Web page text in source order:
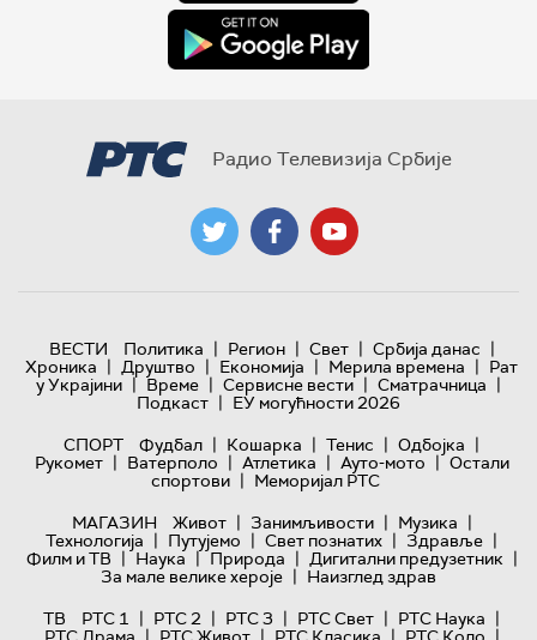
Радио Телевизија Србије
ВЕСТИ Политика | Регион | Свет | Србија данас |
Хроника | Друштво | Економија | Мерила времена | Рат
у Украјини | Време | Сервисне вести | Сматрачница |
Подкаст | ЕУ могућности 2026
СПОРТ
Фудбал | Кошарка | Тенис | Одбојка |
Рукомет | Ватерполо | Атлетика | Ауто-мото | Остали
спортови | Меморијал РТС
МАГАЗИН
Живот | Занимљивости | Музика |
Технологијa | Путујемо | Свет познатих | Здравље |
Филм и ТВ | Наука | Природа | Дигитални предузетник |
За мале велике хероје | Наизглед здрав
ТВ
РТС 1 | РТС 2 | РТС 3 | РТС Свет | РТС Наука |